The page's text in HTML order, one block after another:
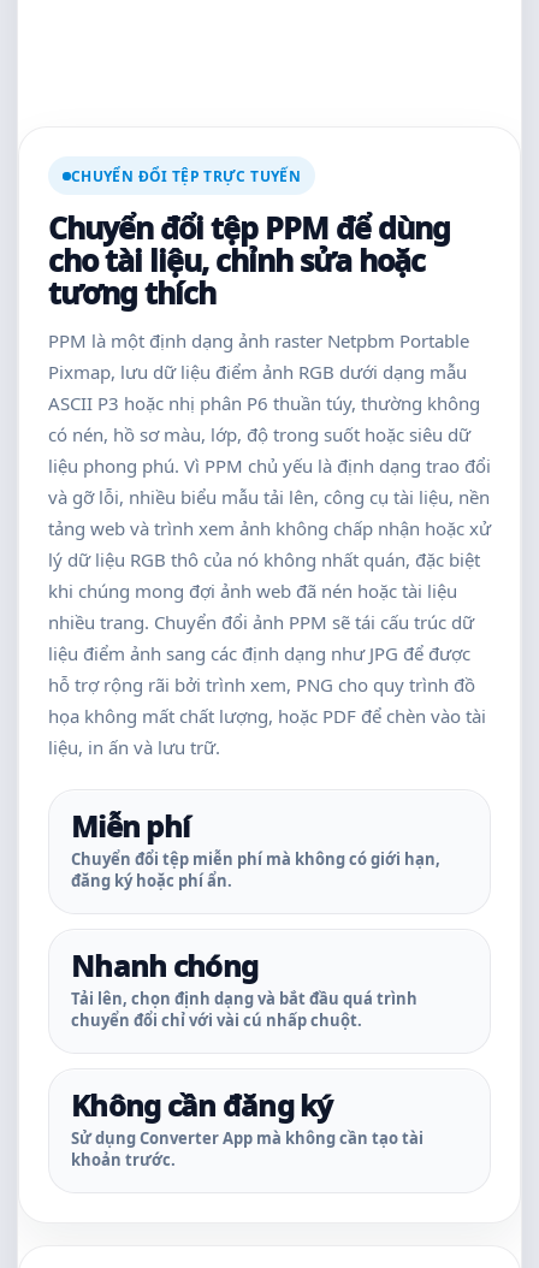
CHUYỂN ĐỔI TỆP TRỰC TUYẾN
Chuyển đổi tệp PPM để dùng
cho tài liệu, chỉnh sửa hoặc
tương thích
PPM là một định dạng ảnh raster Netpbm Portable
Pixmap, lưu dữ liệu điểm ảnh RGB dưới dạng mẫu
ASCII P3 hoặc nhị phân P6 thuần túy, thường không
có nén, hồ sơ màu, lớp, độ trong suốt hoặc siêu dữ
liệu phong phú. Vì PPM chủ yếu là định dạng trao đổi
và gỡ lỗi, nhiều biểu mẫu tải lên, công cụ tài liệu, nền
tảng web và trình xem ảnh không chấp nhận hoặc xử
lý dữ liệu RGB thô của nó không nhất quán, đặc biệt
khi chúng mong đợi ảnh web đã nén hoặc tài liệu
nhiều trang. Chuyển đổi ảnh PPM sẽ tái cấu trúc dữ
liệu điểm ảnh sang các định dạng như JPG để được
hỗ trợ rộng rãi bởi trình xem, PNG cho quy trình đồ
họa không mất chất lượng, hoặc PDF để chèn vào tài
liệu, in ấn và lưu trữ.
Miễn phí
Chuyển đổi tệp miễn phí mà không có giới hạn,
đăng ký hoặc phí ẩn.
Nhanh chóng
Tải lên, chọn định dạng và bắt đầu quá trình
chuyển đổi chỉ với vài cú nhấp chuột.
Không cần đăng ký
Sử dụng Converter App mà không cần tạo tài
khoản trước.